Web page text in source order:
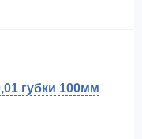
губки 100мм